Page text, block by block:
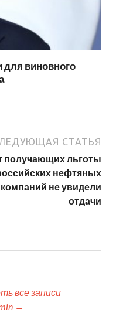
для виновного
СТАТЬЯ
получающих льготы
нефтяных
компаний не увидели
отдачи
все записи
→